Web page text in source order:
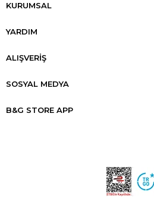
KURUMSAL
YARDIM
ALIŞVERİŞ
SOSYAL MEDYA
B&G STORE APP